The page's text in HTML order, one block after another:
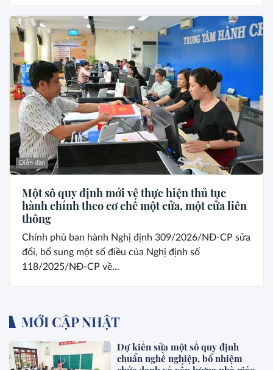
Diễn đàn
Một số quy định mới về thực hiện thủ tục
hành chính theo cơ chế một cửa, một cửa liên
thông
Chính phủ ban hành Nghị định 309/2026/NĐ-CP sửa
đổi, bổ sung một số điều của Nghị định số
118/2025/NĐ-CP về...
MỚI CẬP NHẬT
Dự kiến sửa một số quy định
chuẩn nghề nghiệp, bổ nhiệm